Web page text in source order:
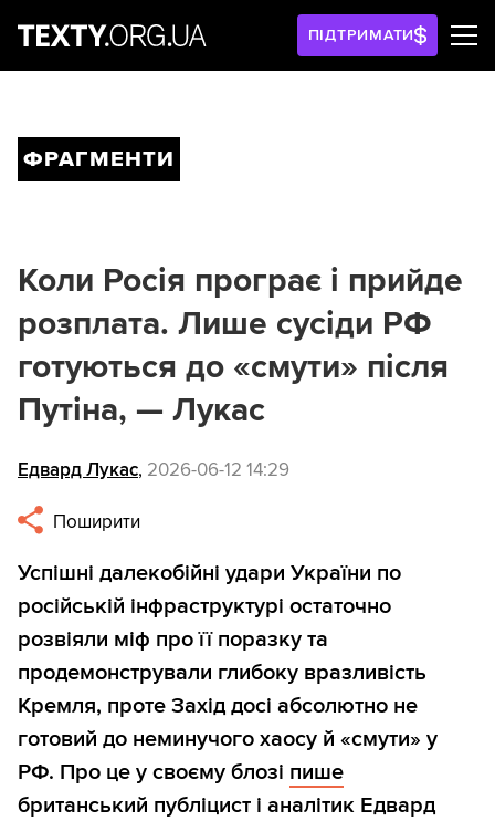
ПІДТРИМАТИ
ФРАГМЕНТИ
Коли Росія програє і прийде
розплата. Лише сусіди РФ
готуються до «смути» після
Путіна, — Лукас
Едвард Лукас, 2026-06-12 14:29
Поширити
Успішні далекобійні удари України по
російській інфраструктурі остаточно
розвіяли міф про її поразку та
продемонстрували глибоку вразливість
Кремля, проте Захід досі абсолютно не
готовий до неминучого хаосу й «смути» у
РФ. Про це у своєму блозі пише
британський публіцист і аналітик Едвард